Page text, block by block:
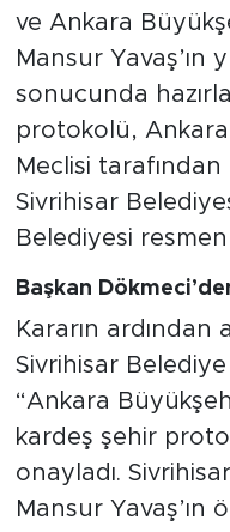
ve Ankara
Mansur
sonucunda
protokolü,
Meclisi
Sivrihisar
Belediyesi
Başkan
Kararın ardından
Sivrihisar
“Ankara
kardeş şehir
onayladı.
Mansur Yavaş’ın